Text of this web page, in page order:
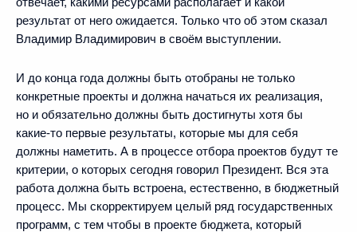
результат от него ожидается. Только что об этом сказал
Владимир Владимирович в своём выступлении.
И до конца года должны быть отобраны не только
конкретные проекты и должна начаться их реализация,
но и обязательно должны быть достигнуты хотя бы
какие‑то первые результаты, которые мы для себя
должны наметить. А в процессе отбора проектов будут те
критерии, о которых сегодня говорил Президент. Вся эта
работа должна быть встроена, естественно, в бюджетный
процесс. Мы скорректируем целый ряд государственных
программ, с тем чтобы в проекте бюджета, который